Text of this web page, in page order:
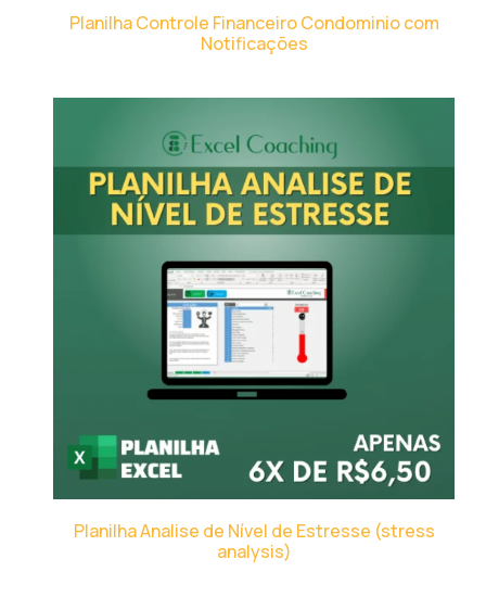
Planilha Controle Financeiro Condominio com
Notificações
Planilha Analise de Nível de Estresse (stress
analysis)